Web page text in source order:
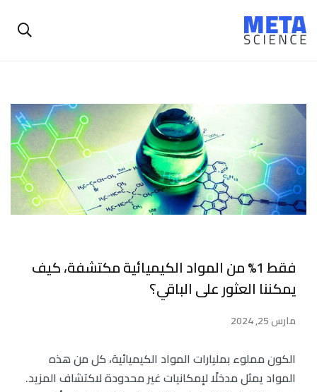
فقط 1% من المواد الكيميائية مكتشفة، كيف
يمكننا العثور على الباقي؟
مارس 25, 2024
الكون مملوء بمليارات المواد الكيميائية، كل من هذه
المواد يمثل مدخلًا لإمكانيات غير محدودة لاكتشاف المزيد.